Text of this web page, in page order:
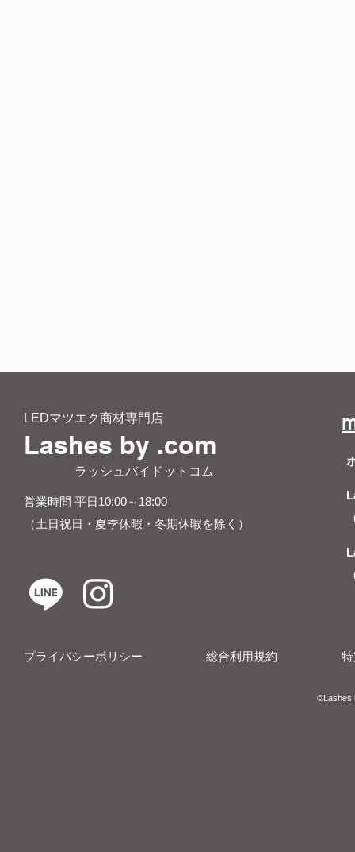
LEDマツエク商材専門店
Lashes by .com
​ ラッシュバイドットコム
営業時間 平日10:00～18:00
（土日祝日・夏季休暇・冬期休暇を除く）
プライバシーポリシー 総合利用規約
​​©︎Lashes